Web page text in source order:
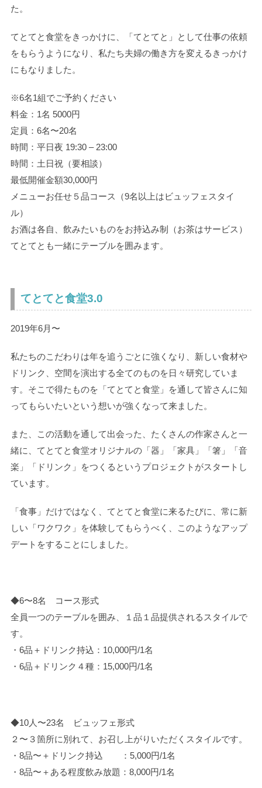
た。
てとてと食堂をきっかけに、「てとてと」として仕事の依頼
をもらうようになり、私たち夫婦の働き方を変えるきっかけ
にもなりました。
※6名1組でご予約ください
料金：1名 5000円
定員：6名〜20名
時間：平日夜 19:30 – 23:00
時間：土日祝（要相談）
最低開催金額30,000円
メニューお任せ５品コース（9名以上はビュッフェスタイ
ル）
お酒は各自、飲みたいものをお持込み制（お茶はサービス）
てとてとも一緒にテーブルを囲みます。
てとてと食堂3.0
2019年6月〜
私たちのこだわりは年を追うごとに強くなり、新しい食材や
ドリンク、空間を演出する全てのものを日々研究していま
す。そこで得たものを「てとてと食堂」を通して皆さんに知
ってもらいたいという想いが強くなって来ました。
また、この活動を通して出会った、たくさんの作家さんと一
緒に、てとてと食堂オリジナルの「器」「家具」「箸」「音
楽」「ドリンク」をつくるというプロジェクトがスタートし
ています。
「食事」だけではなく、てとてと食堂に来るたびに、常に新
しい「ワクワク」を体験してもらうべく、このようなアップ
デートをすることにしました。
◆6〜8名 コース形式
全員一つのテーブルを囲み、１品１品提供されるスタイルで
す。
・6品＋ドリンク持込：10,000円/1名
・6品＋ドリンク４種：15,000円/1名
◆10人〜23名 ビュッフェ形式
２〜３箇所に別れて、お召し上がりいただくスタイルです。
・8品〜＋ドリンク持込 ：5,000円/1名
・8品〜＋ある程度飲み放題：8,000円/1名